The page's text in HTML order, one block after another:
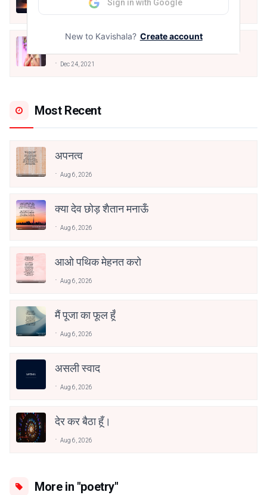
अनामिका अम्बर जैन
Dec 24, 2021
Most Recent
अपनत्व
Aug 6, 2026
क्या देव छोड़ शैतान मनाऊँ
Aug 6, 2026
आओ पथिक मेहनत करो
Aug 6, 2026
मैं पूजा का फूल हूँ
Aug 6, 2026
असली स्वाद
Aug 6, 2026
देर कर बैठा हूँ।
Aug 6, 2026
More in "poetry"
Sign in with Google
New to Kavishala? Create account